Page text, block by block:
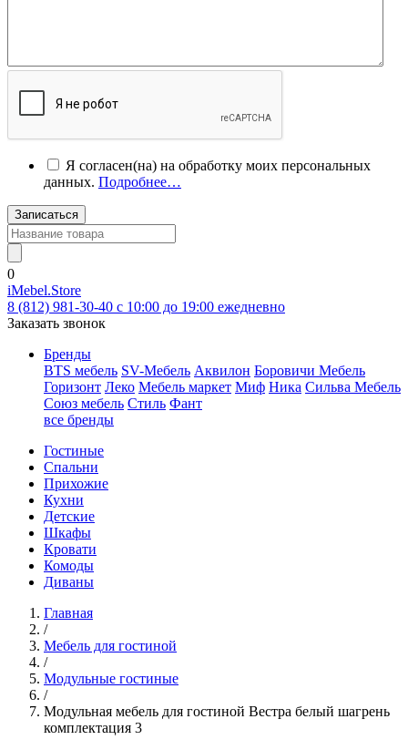
Я согласен(на) на обработку моих персональных
данных. Подробнее…
Записаться
0
iMebel.Store
8 (812) 981-30-40 c 10:00 до 19:00 ежедневно
Заказать звонок
Бренды
BTS мебель SV-Мебель Аквилон Боровичи Мебель
Горизонт Леко Мебель маркет Миф Ника Сильва Мебель
Союз мебель Стиль Фант
все бренды
Гостиные
Спальни
Прихожие
Кухни
Детские
Шкафы
Кровати
Комоды
Диваны
Главная
/
Мебель для гостиной
/
Модульные гостиные
/
Модульная мебель для гостиной Вестра белый шагрень
комплектация 3